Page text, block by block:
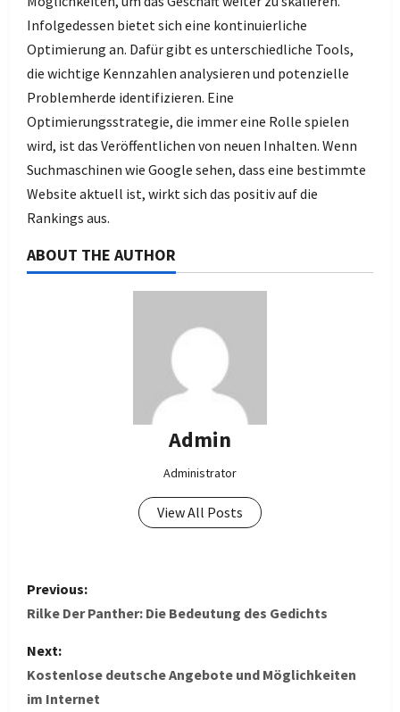
Infolgedessen bietet sich eine kontinuierliche
Optimierung an. Dafür gibt es unterschiedliche Tools,
die wichtige Kennzahlen analysieren und potenzielle
Problemherde identifizieren. Eine
Optimierungsstrategie, die immer eine Rolle spielen
wird, ist das Veröffentlichen von neuen Inhalten. Wenn
Suchmaschinen wie Google sehen, dass eine bestimmte
Website aktuell ist, wirkt sich das positiv auf die
Rankings aus.
ABOUT THE AUTHOR
Admin
Administrator
View All Posts
P
o
s
t
Previous:
Rilke Der Panther: Die Bedeutung des Gedichts
Next:
Kostenlose deutsche Angebote und Möglichkeiten
im Internet